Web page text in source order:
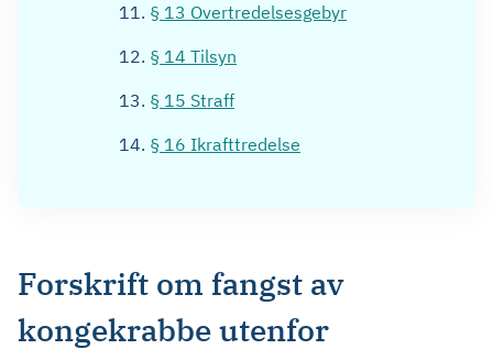
§ 13 Overtredelsesgebyr
§ 14 Tilsyn
§ 15 Straff
§ 16 Ikrafttredelse
Forskrift om fangst av
kongekrabbe utenfor